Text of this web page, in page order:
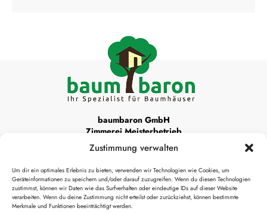
Zustimmung verwalten
Um dir ein optimales Erlebnis zu bieten, verwenden wir Technologien wie Cookies, um
Geräteinformationen zu speichern und/oder darauf zuzugreifen. Wenn du diesen Technologien
zustimmst, können wir Daten wie das Surfverhalten oder eindeutige IDs auf dieser Website
verarbeiten. Wenn du deine Zustimmung nicht erteilst oder zurückziehst, können bestimmte
Merkmale und Funktionen beeinträchtigt werden.
baumbaron GmbH
Zimmerei Meisterbetrieb
Unsere Werkstattadresse ist:
Krottenthaler Alm 22
83666 Waakirchen
 info@baumbaron.de